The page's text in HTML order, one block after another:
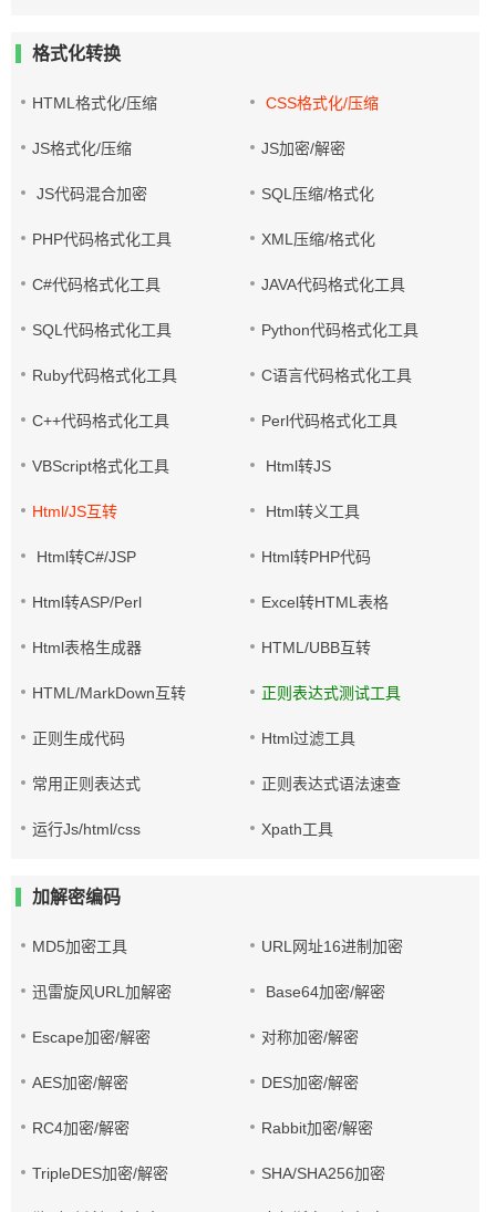
格式化转换
HTML格式化/压缩 CSS格式化/压缩
JS格式化/压缩 JS加密/解密
JS代码混合加密 SQL压缩/格式化
PHP代码格式化工具 XML压缩/格式化
C#代码格式化工具 JAVA代码格式化工具
SQL代码格式化工具 Python代码格式化工具
Ruby代码格式化工具 C语言代码格式化工具
C++代码格式化工具 Perl代码格式化工具
VBScript格式化工具 Html转JS
Html/JS互转 Html转义工具
Html转C#/JSP Html转PHP代码
Html转ASP/Perl Excel转HTML表格
Html表格生成器 HTML/UBB互转
HTML/MarkDown互转 正则表达式测试工具
正则生成代码 Html过滤工具
常用正则表达式 正则表达式语法速查
运行Js/html/css Xpath工具
加解密编码
MD5加密工具 URL网址16进制加密
迅雷旋风URL加解密 Base64加密/解密
Escape加密/解密 对称加密/解密
AES加密/解密 DES加密/解密
RC4加密/解密 Rabbit加密/解密
TripleDES加密/解密 SHA/SHA256加密